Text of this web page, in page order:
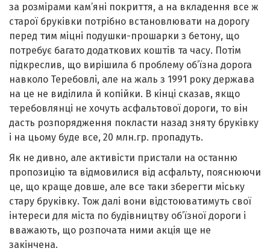
за розмірами кам’яні покриття, а на вкладення все ж
старої бруківки потрібно встановлювати на дорогу
перед тим міцні подушки-прошарки з бетону, що
потребує багато додаткових коштів та часу. Потім
підкреслив, що вирішила б проблему об’їзна дорога
навколо Теребовлі, але на жаль з 1991 року держава
на це не виділила й копійки. В кінці сказав, якщо
теребовлянці не хочуть асфальтової дороги, то він
дасть розпорядження покласти назад зняту бруківку
і на цьому буде все, 20 млн.гр. пропадуть.
Як не дивно, але активісти пристали на останню
пропозицію та відмовилися від асфальту, пояснюючи
це, що краще довше, але все таки зберегти міську
стару бруківку. Тож далі вони відстоюватимуть свої
інтереси для міста по будівництву об’їзної дороги і
вважають, що розпочата ними акція ще не
закінчена.